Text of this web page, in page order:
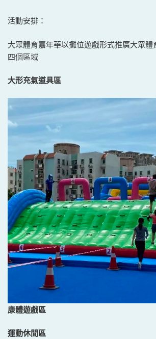
活動安排：
大眾體育嘉年華以攤位遊戲形式推廣大眾
四個區域
大形充氣道具區
康體遊戲區
運動休閒區